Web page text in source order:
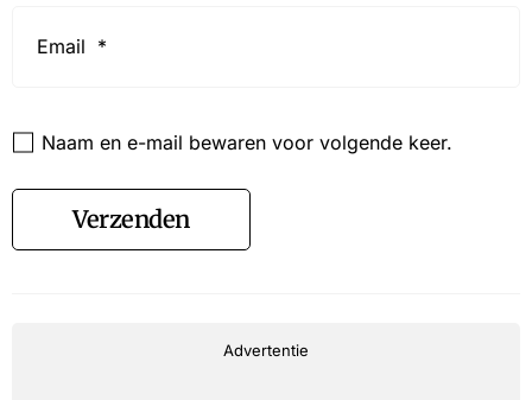
Naam en e-mail bewaren voor volgende keer.
Verzenden
Advertentie